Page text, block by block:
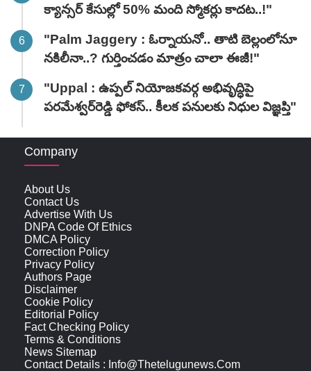
క్యాన్సర్ కేసుల్లో 50% మంది స్మోకర్లు కాదట..!"
"Palm Jaggery : ఓర్నాయనో.. తాటి బెల్లంలోనూ
నకిలీనా..? గుర్తించడం మాత్రం చాలా ఈజీ!"
"Uppal : ఉప్పల్ నియోజకవర్గ అభివృద్ధిపై
పరమేశ్వర్‌రెడ్డి ఫోకస్.. కీలక పనులకు నిధుల విజ్ఞప్తి"
Company
About Us
Contact Us
Advertise With Us
DNPA Code Of Ethics
DMCA Policy
Correction Policy
Privacy Policy
Authors Page
Disclaimer
Cookie Policy
Editorial Policy
Fact Checking Policy
Terms & Conditions
News Sitemap
Contact Details : Info@thetelugunews.com